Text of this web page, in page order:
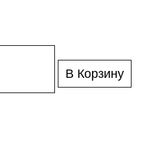
В Корзину